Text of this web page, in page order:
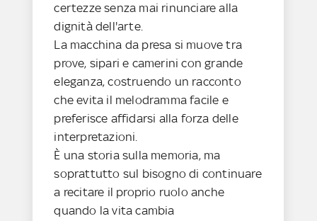
certezze senza mai rinunciare alla
dignità dell'arte.
La macchina da presa si muove tra
prove, sipari e camerini con grande
eleganza, costruendo un racconto
che evita il melodramma facile e
preferisce affidarsi alla forza delle
interpretazioni.
È una storia sulla memoria, ma
soprattutto sul bisogno di continuare
a recitare il proprio ruolo anche
quando la vita cambia